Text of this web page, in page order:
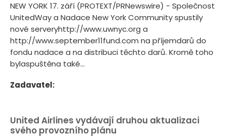
NEW YORK 17. září (PROTEXT/PRNewswire) - Společnost
UnitedWay a Nadace New York Community spustily
nové serveryhttp://www.uwnyc.org a
http://www.september11fund.com na příjemdarů do
fondu nadace a na distribuci těchto darů. Kromě toho
bylaspuštěna také...
Zadavatel:
United Airlines vydávají druhou aktualizaci
svého provozního plánu